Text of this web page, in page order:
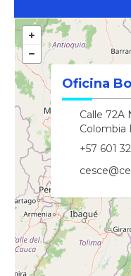
Oficina
Calle 72A
Colombia
+57 601